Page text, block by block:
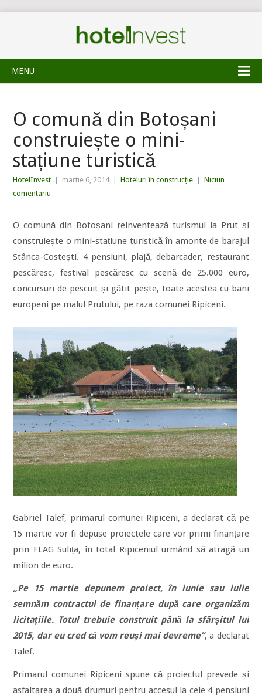
MENU
O comună din Botoșani
construiește o mini-
stațiune turistică
HotelInvest martie 6, 2014 Hoteluri în construcție
Niciun
comentariu
O comună din Botoșani reinventează turismul la Prut și
construiește o mini-stațiune turistică în amonte de barajul
Stânca-Costești. 4 pensiuni, plajă, debarcader, restaurant
pescăresc, festival pescăresc cu scenă de 25.000 euro,
concursuri de pescuit și gătit pește, toate acestea cu bani
europeni pe malul Prutului, pe raza comunei Ripiceni.
Gabriel Talef, primarul comunei Ripiceni, a declarat că pe
15 martie vor fi depuse proiectele care vor primi finanțare
prin FLAG Sulița, în total Ripiceniul urmând să atragă un
milion de euro.
„Pe 15 martie depunem proiect, în iunie sau iulie
semnăm contractul de finanțare după care organizăm
licitațiile. Totul trebuie construit până la sfârșitul lui
2015, dar eu cred că vom reuși mai devreme”, a declarat
Talef.
Primarul comunei Ripiceni spune că proiectul prevede și
asfaltarea a două drumuri pentru accesul la cele 4 pensiuni